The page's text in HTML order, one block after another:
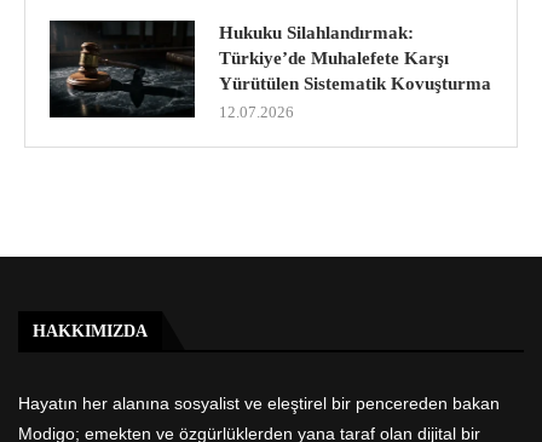
Hukuku Silahlandırmak:
Türkiye’de Muhalefete Karşı
Yürütülen Sistematik Kovuşturma
12.07.2026
HAKKIMIZDA
Hayatın her alanına sosyalist ve eleştirel bir pencereden bakan
Modigo; emekten ve özgürlüklerden yana taraf olan dijital bir